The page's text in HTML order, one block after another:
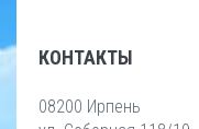
КОНТАКТЫ
08200 Ирпень